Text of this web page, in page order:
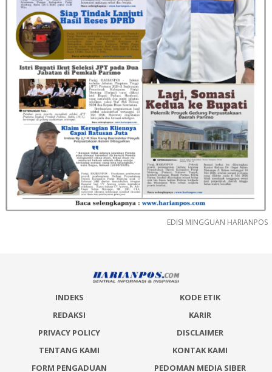
EDISI MINGGUAN HARIANPOS
INDEKS
KODE ETIK
REDAKSI
KARIR
PRIVACY POLICY
DISCLAIMER
TENTANG KAMI
KONTAK KAMI
FORM PENGADUAN
PEDOMAN MEDIA SIBER